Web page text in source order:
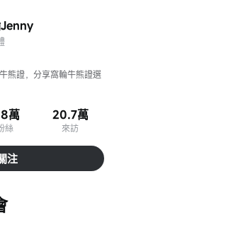
熊證，分享窩輪牛熊證選
萬
絲
20.7萬
來訪
注